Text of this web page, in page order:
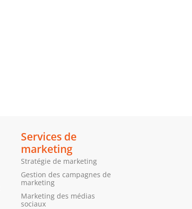
Services de
marketing
Stratégie de marketing
Gestion des campagnes de
marketing
Marketing des médias
sociaux